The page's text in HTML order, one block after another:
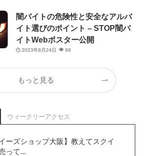
闇バイトの危険性と安全なアルバ
イト選びのポイント – STOP闇バ
イトWebポスター公開
2023年8月24日 68
もっと見る
ウィークリーアクセス
イーズショップ大阪】教えてスクイ
って...